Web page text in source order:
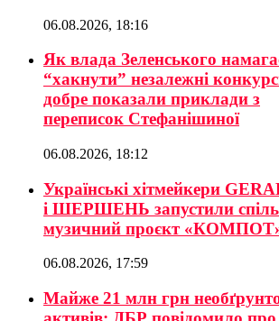
06.08.2026, 18:16
Як влада Зеленського
“хакнути” незалежні
добре показали приклади з
переписок Стефанішиної
06.08.2026, 18:12
Українські хітмейкери
і ШЕРШЕНЬ запустили
музичний проєкт
06.08.2026, 17:59
Майже 21 млн грн